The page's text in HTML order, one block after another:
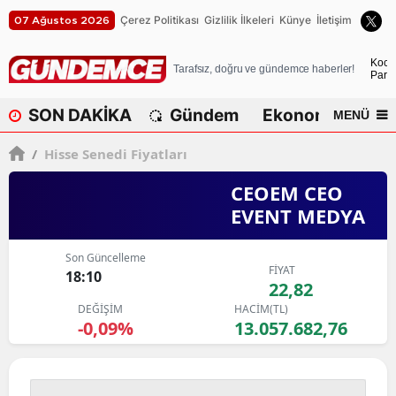
07 Ağustos 2026 Çerez Politikası Gizlilik İlkeleri Künye İletişim
Tarafsız, doğru ve gündemce haberler!
SON DAKİKA Gündem Ekonomi MENÜ
/ Hisse Senedi Fiyatları
CEOEM CEO
EVENT MEDYA
Son Güncelleme
18:10 FİYAT
22,82
DEĞİŞİM
-0,09%
HACİM(TL)
13.057.682,76